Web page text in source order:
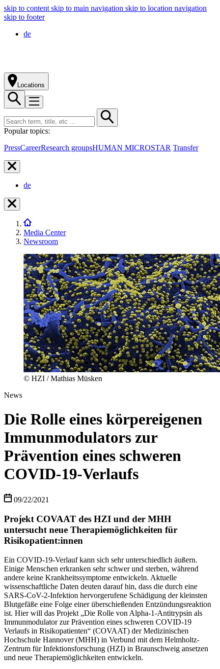
skip to content skip to main navigation skip to location navigation
skip to footer
de
Locations
Popular topics:
PressCareerResearch groupsHUMAN MICROSTAR Transfer
de
Media Center
Newsroom
© HZI / Mathias Müsken
News
Die Rolle eines körpereigenen
Immunmodulators zur
Prävention eines schweren
COVID-19-Verlaufs
09/22/2021
Projekt COVAAT des HZI und der MHH
untersucht neue Therapiemöglichkeiten für
Risikopatient:innen
Ein COVID-19-Verlauf kann sich sehr unterschiedlich äußern.
Einige Menschen erkranken sehr schwer und sterben, während
andere keine Krankheitssymptome entwickeln. Aktuelle
wissenschaftliche Daten deuten darauf hin, dass die durch eine
SARS-CoV-2-Infektion hervorgerufene Schädigung der kleinsten
Blutgefäße eine Folge einer überschießenden Entzündungsreaktion
ist. Hier will das Projekt „Die Rolle von Alpha-1-Antitrypsin als
Immunmodulator zur Prävention eines schweren COVID-19
Verlaufs in Risikopatienten“ (COVAAT) der Medizinischen
Hochschule Hannover (MHH) in Verbund mit dem Helmholtz-
Zentrum für Infektionsforschung (HZI) in Braunschweig ansetzen
und neue Therapiemöglichkeiten entwickeln.